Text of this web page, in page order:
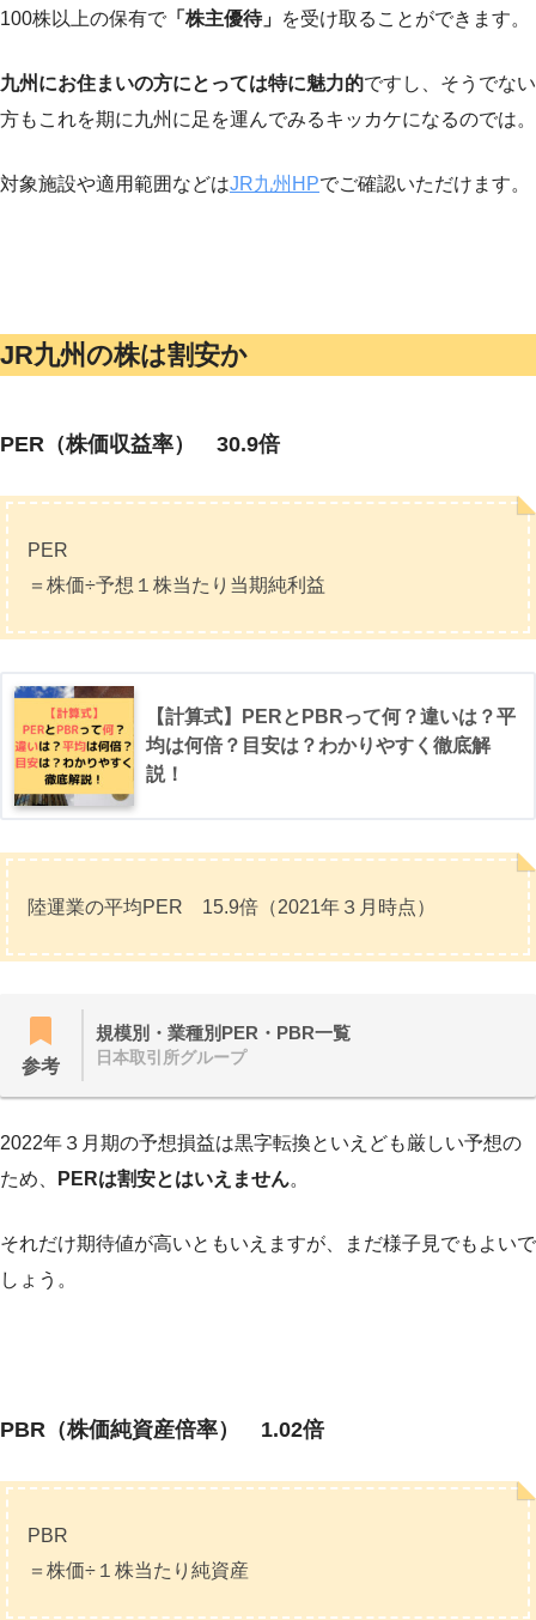
100株以上の保有で 「株主優待」 を受け取ることができます。
九州にお住まいの方にとっては特に魅力的ですし、そうでない
方もこれを期に九州に足を運んでみるキッカケになるのでは。
対象施設や適用範囲などはJR九州HPでご確認いただけます。
JR九州の株は割安か
PER（株価収益率） 30.9倍
PER
＝株価÷予想１株当たり当期純利益
【計算式】PERとPBRって何？違いは？平
均は何倍？目安は？わかりやすく徹底解
説！
陸運業の平均PER 15.9倍（2021年３月時点）
参考
規模別・業種別PER・PBR一覧
日本取引所グループ
2022年３月期の予想損益は黒字転換といえども厳しい予想の
ため、
PERは割安とはいえません。
それだけ期待値が高いともいえますが、まだ様子見でもよいで
しょう。
PBR（株価純資産倍率） 1.02倍
PBR
＝株価÷１株当たり純資産